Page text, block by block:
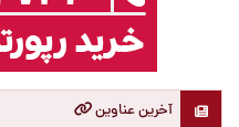
آخرین عناوین